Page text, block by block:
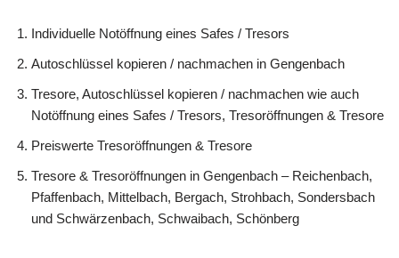
Individuelle Notöffnung eines Safes / Tresors
Autoschlüssel kopieren / nachmachen in Gengenbach
Tresore, Autoschlüssel kopieren / nachmachen wie auch
Notöffnung eines Safes / Tresors, Tresoröffnungen & Tresore
Preiswerte Tresoröffnungen & Tresore
Tresore & Tresoröffnungen in Gengenbach – Reichenbach,
Pfaffenbach, Mittelbach, Bergach, Strohbach, Sondersbach
und Schwärzenbach, Schwaibach, Schönberg